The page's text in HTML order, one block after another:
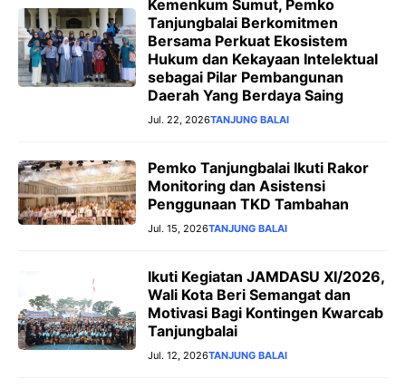
Kemenkum Sumut, Pemko
Tanjungbalai Berkomitmen
Bersama Perkuat Ekosistem
Hukum dan Kekayaan Intelektual
sebagai Pilar Pembangunan
Daerah Yang Berdaya Saing
Jul. 22, 2026TANJUNG BALAI
Pemko Tanjungbalai Ikuti Rakor
Monitoring dan Asistensi
Penggunaan TKD Tambahan
Jul. 15, 2026TANJUNG BALAI
Ikuti Kegiatan JAMDASU XI/2026,
Wali Kota Beri Semangat dan
Motivasi Bagi Kontingen Kwarcab
Tanjungbalai
Jul. 12, 2026TANJUNG BALAI